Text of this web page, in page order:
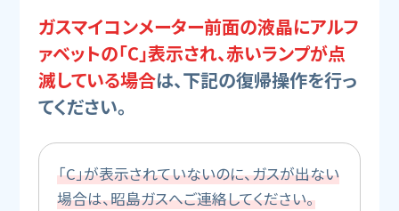
ガスマイコンメーター前面の液晶にアルフ
ァベットの「C」表示され、赤いランプが点
滅している場合は、下記の復帰操作を行っ
てください。
「C」が表示されていないのに、ガスが出ない
場合は、昭島ガスへご連絡してください。